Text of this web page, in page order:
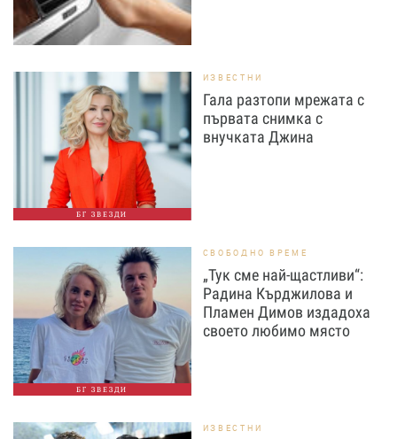
БГ ЗВЕЗДИ
ИЗВЕСТНИ
Гала разтопи мрежата с
първата снимка с
внучката Джина
БГ ЗВЕЗДИ
СВОБОДНО ВРЕМЕ
„Тук сме най-щастливи“:
Радина Кърджилова и
Пламен Димов издадоха
своето любимо място
ИЗВЕСТНИ